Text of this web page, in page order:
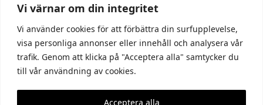
Vi värnar om din integritet
Vi använder cookies för att förbättra din surfupplevelse,
visa personliga annonser eller innehåll och analysera vår
trafik. Genom att klicka på "Acceptera alla" samtycker du
till vår användning av cookies.
Acceptera alla
I STATENS MUSIKVERK INGÅR